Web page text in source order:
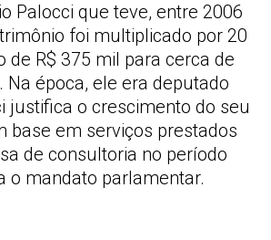
Palocci que teve, entre 2006
foi multiplicado por 20
de R$ 375 mil para cerca de
Na época, ele era deputado
justifica o crescimento do seu
base em serviços prestados
de consultoria no período
o mandato parlamentar.